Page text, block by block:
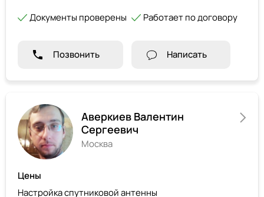
Документы проверены Работает по договору
Позвонить Написать
Аверкиев Валентин
Сергеевич
Москва
Цены
Настройка спутниковой антенны